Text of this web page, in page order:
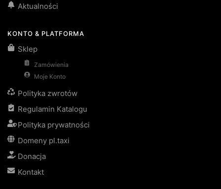
Aktualności
KONTO & PLATFORMA
Sklep
Zamówienia
Moje Konto
Polityka zwrotów
Regulamin Katalogu
Polityka prywatności
Domeny pl.taxi
Donacja
Kontakt